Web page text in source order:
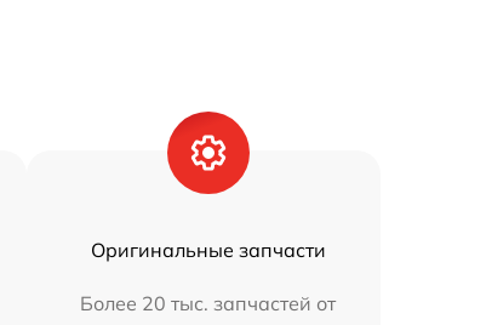
Оригинальные запчасти
Более 20 тыс. запчастей от